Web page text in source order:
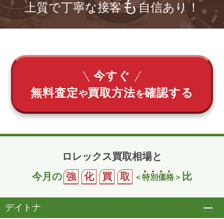
上質で丁寧な接客も自信あり！
今すぐ
無料査定や買取方法を確認する
ロレックス買取相場と
今月の 強 化 買 取 ＜特別価格 ＞ 比
デイトナ